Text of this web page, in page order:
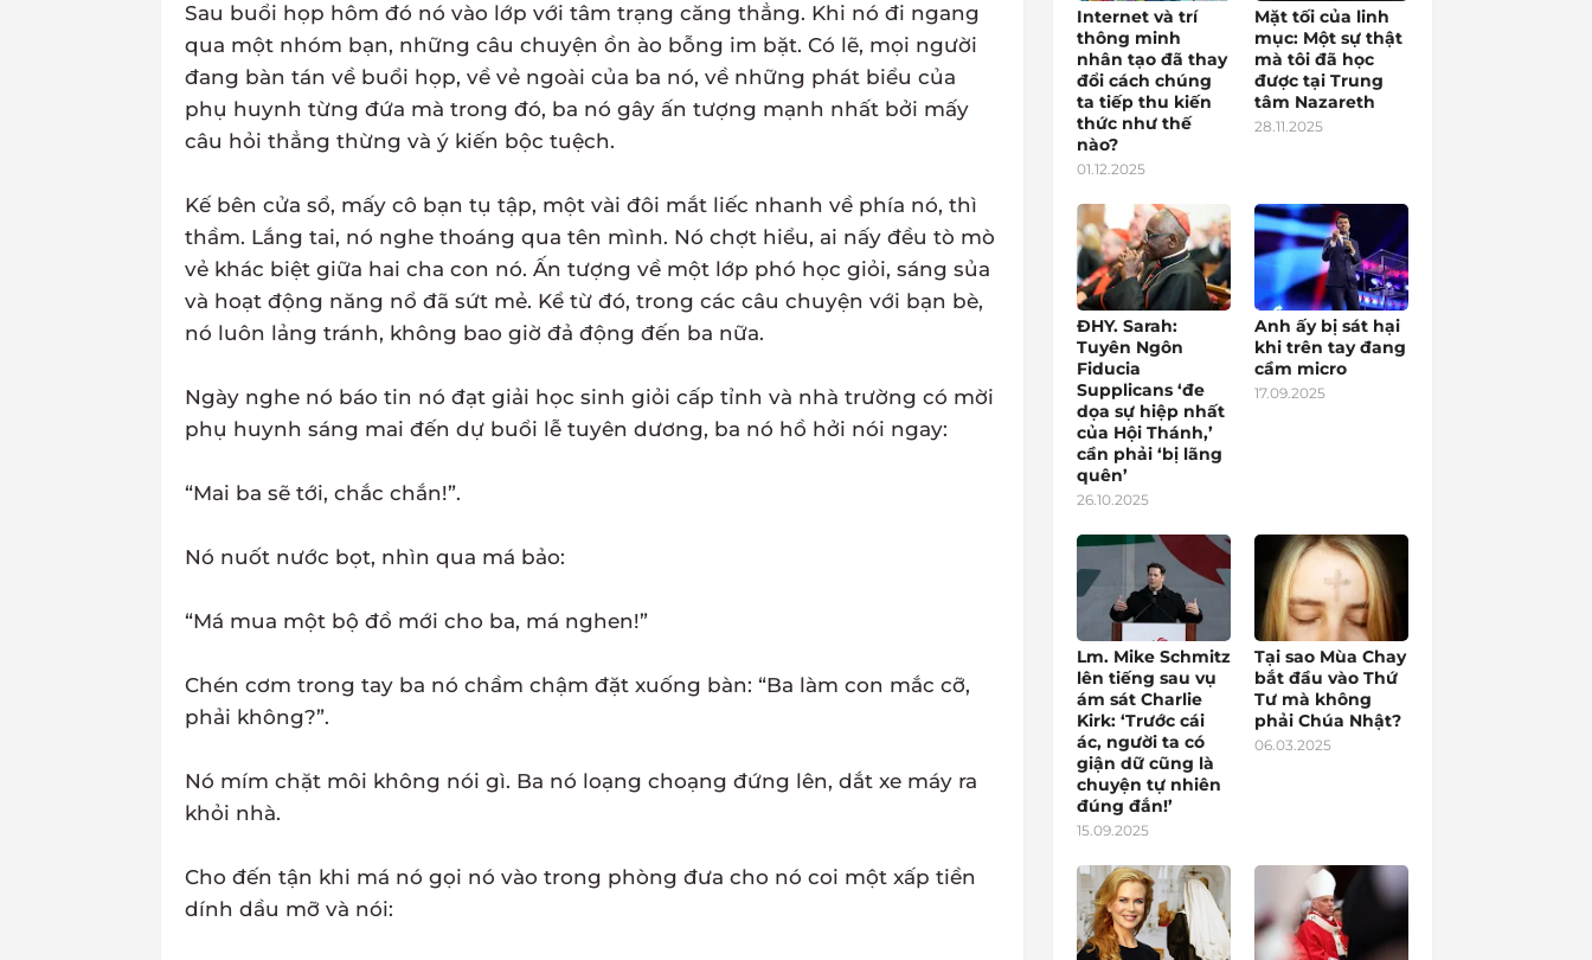
Sau buổi họp hôm đó nó vào lớp với tâm trạng căng thẳng. Khi nó đi ngang
qua một nhóm bạn, những câu chuyện ồn ào bỗng im bặt. Có lẽ, mọi người
đang bàn tán về buổi họp, về vẻ ngoài của ba nó, về những phát biểu của
phụ huynh từng đứa mà trong đó, ba nó gây ấn tượng mạnh nhất bởi mấy
câu hỏi thẳng thừng và ý kiến bộc tuệch.
Kế bên cửa sổ, mấy cô bạn tụ tập, một vài đôi mắt liếc nhanh về phía nó, thì
thầm. Lắng tai, nó nghe thoáng qua tên mình. Nó chợt hiểu, ai nấy đều tò mò
vẻ khác biệt giữa hai cha con nó. Ấn tượng về một lớp phó học giỏi, sáng sủa
và hoạt động năng nổ đã sứt mẻ. Kể từ đó, trong các câu chuyện với bạn bè,
nó luôn lảng tránh, không bao giờ đả động đến ba nữa.
Ngày nghe nó báo tin nó đạt giải học sinh giỏi cấp tỉnh và nhà trường có mời
phụ huynh sáng mai đến dự buổi lễ tuyên dương, ba nó hồ hởi nói ngay:
“Mai ba sẽ tới, chắc chắn!”.
Nó nuốt nước bọt, nhìn qua má bảo:
“Má mua một bộ đồ mới cho ba, má nghen!”
Chén cơm trong tay ba nó chầm chậm đặt xuống bàn: “Ba làm con mắc cỡ,
phải không?”.
Nó mím chặt môi không nói gì. Ba nó loạng choạng đứng lên, dắt xe máy ra
khỏi nhà.
Cho đến tận khi má nó gọi nó vào trong phòng đưa cho nó coi một xấp tiền
dính dầu mỡ và nói:
Internet và trí
thông minh
nhân tạo đã thay
đổi cách chúng
ta tiếp thu kiến
thức như thế
nào?
01.12.2025
Mặt tối của linh
mục: Một sự thật
mà tôi đã học
được tại Trung
tâm Nazareth
28.11.2025
ĐHY. Sarah:
Tuyên Ngôn
Fiducia
Supplicans ‘đe
dọa sự hiệp nhất
của Hội Thánh,’
cần phải ‘bị lãng
quên’
26.10.2025
Anh ấy bị sát hại
khi trên tay đang
cầm micro
17.09.2025
Lm. Mike Schmitz
lên tiếng sau vụ
ám sát Charlie
Kirk: ‘Trước cái
ác, người ta có
giận dữ cũng là
chuyện tự nhiên
đúng đắn!’
15.09.2025
Tại sao Mùa Chay
bắt đầu vào Thứ
Tư mà không
phải Chúa Nhật?
06.03.2025